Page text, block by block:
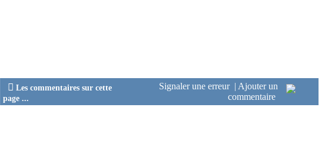
 Les commentaires sur cette
page ...
Signaler une erreur | Ajouter un
commentaire